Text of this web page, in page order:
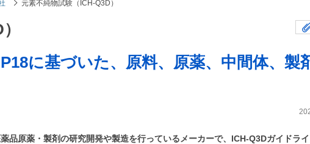
元素不純物試験（ICH-Q3D）
に基づいた、原料、原薬、中間体、製
品原薬・製剤の研究開発や製造を行っているメーカーで、ICH-Q3Dガイドラ